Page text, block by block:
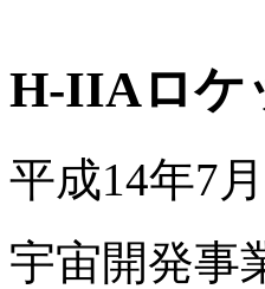
H-IIAロケ
平成14年7
宇宙開発事